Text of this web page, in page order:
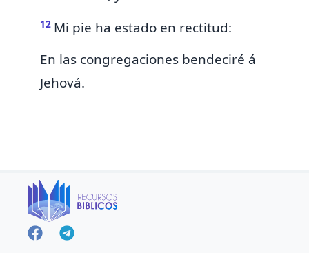
12 Mi pie ha estado en rectitud:
En las congregaciones bendeciré á
Jehová.